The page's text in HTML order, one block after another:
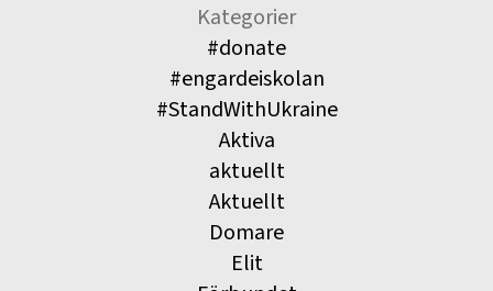
Kategorier
#donate
#engardeiskolan
#StandWithUkraine
Aktiva
aktuellt
Aktuellt
Domare
Elit